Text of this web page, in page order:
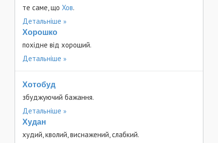
те саме, що Хов.
Детальніше
Хорошко
похідне від хороший.
Детальніше
Хотобуд
збуджуючий бажання.
Детальніше
Худан
худий, кволий, виснажений, слабкий.